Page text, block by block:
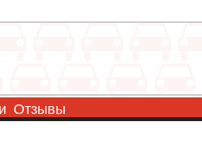
Отзывы